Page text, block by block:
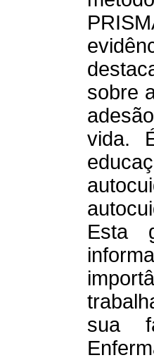
sobre
vida.
Esta
sua